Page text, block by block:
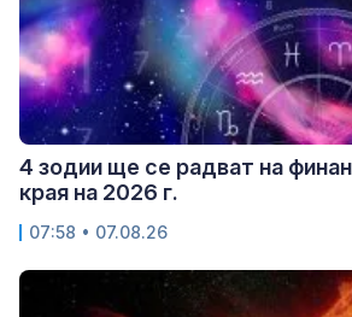
4 зодии ще се радват на
края на 2026 г.
07:58 • 07.08.26